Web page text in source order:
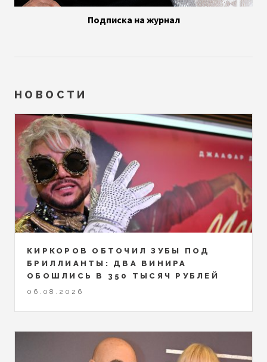
Подписка на журнал
НОВОСТИ
КИРКОРОВ ОБТОЧИЛ ЗУБЫ ПОД
БРИЛЛИАНТЫ: ДВА ВИНИРА
ОБОШЛИСЬ В 350 ТЫСЯЧ РУБЛЕЙ
06.08.2026